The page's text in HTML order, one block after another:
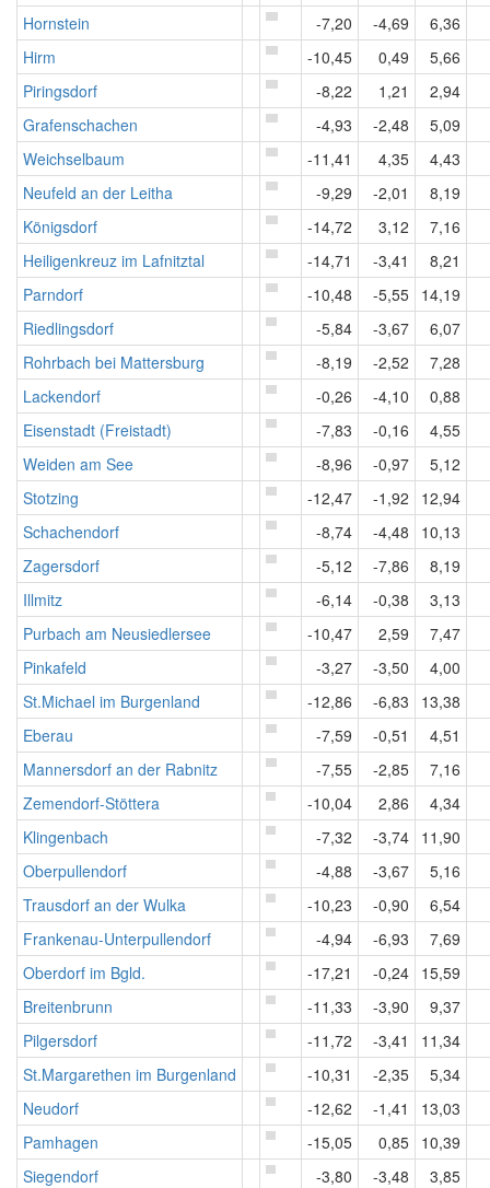
Hornstein -7,20 -4,69
6,36
Hirm
-10,45 0,49
5,66
Piringsdorf
-8,22 1,21
2,94
Grafenschachen
-4,93 -2,48
5,09
Weichselbaum
-11,41 4,35
4,43
Neufeld an der Leitha
-9,29 -2,01
8,19
Königsdorf
-14,72 3,12
7,16
Heiligenkreuz im Lafnitztal
-14,71 -3,41
8,21
Parndorf
-10,48 -5,55 14,19
Riedlingsdorf
-5,84 -3,67
6,07
Rohrbach bei Mattersburg
-8,19 -2,52
7,28
Lackendorf
-0,26 -4,10
0,88
Eisenstadt (Freistadt)
-7,83 -0,16
4,55
Weiden am See
-8,96 -0,97
5,12
Stotzing
-12,47 -1,92
12,94
Schachendorf
-8,74 -4,48
10,13
Zagersdorf
-5,12 -7,86
8,19
Illmitz
-6,14 -0,38
3,13
Purbach am Neusiedlersee
-10,47 2,59
7,47
Pinkafeld
-3,27 -3,50
4,00
St.Michael im Burgenland
-12,86 -6,83
13,38
Eberau
-7,59 -0,51
4,51
Mannersdorf an der Rabnitz
-7,55 -2,85
7,16
Zemendorf-Stöttera
-10,04 2,86
4,34
Klingenbach
-7,32 -3,74 11,90
Oberpullendorf
-4,88 -3,67
5,16
Trausdorf an der Wulka
-10,23 -0,90
6,54
Frankenau-Unterpullendorf
-4,94 -6,93
7,69
Oberdorf im Bgld.
-17,21 -0,24 15,59
Breitenbrunn
-11,33 -3,90
9,37
Pilgersdorf
-11,72 -3,41
11,34
St.Margarethen im Burgenland
-10,31 -2,35
5,34
Neudorf
-12,62 -1,41
13,03
Pamhagen
-15,05 0,85 10,39
Siegendorf
-3,80 -3,48
3,85